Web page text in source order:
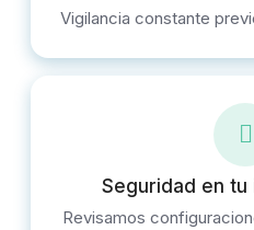
Vigilancia constante
Seguridad en
Revisamos